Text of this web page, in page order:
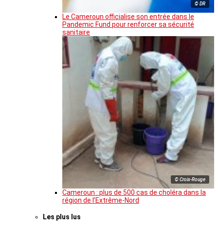
© DR
Le Cameroun officialise son entrée dans le
Pandemic Fund pour renforcer sa sécurité
sanitaire
© Croix-Rouge
Cameroun : plus de 500 cas de choléra dans la
région de l’Extrême-Nord
Les plus lus